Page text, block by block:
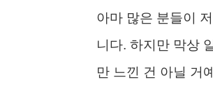
아마 많은 분들이
니다. 하지만 막상
만 느낀 건 아닐 거